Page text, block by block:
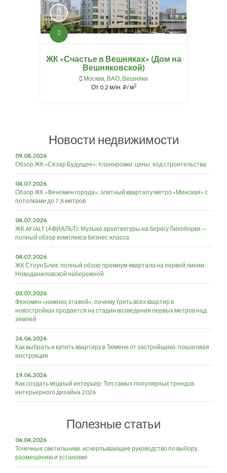
ЖК «Счастье в Вешняках» (Дом на
Вешняковской)
Москва, ВАО, Вешняки
От0,2 млн. ⃏/ м2
Новости недвижимости
09.08.2026
Обзор ЖК «Сезар Будущее»: планировки, цены, ход строительства
04.07.2026
Обзор ЖК «Феномен города»: элитный квартал у метро «Минская» с
потолками до 7,8 метров
04.07.2026
ЖК AFIALT (АФИАЛЬТ): Музыка архитектуры на берегу Лихоборки —
полный обзор комплекса бизнес-класса
04.07.2026
ЖК Стоун Блик: полный обзор премиум-квартала на первой линии
Новоданиловской набережной
03.07.2026
Феномен «нижних этажей»: почему треть всех квартир в
новостройках продается на стадии возведения первых метров над
землей
26.06.2026
Как выбрать и купить квартиру в Тюмени от застройщика: пошаговая
инструкция
19.06.2026
Как создать модный интерьер: Топ самых популярных трендов
интерьерного дизайна 2026
Полезные статьи
06.04.2026
Точечные светильники: исчерпывающее руководство по выбору,
размещению и установке